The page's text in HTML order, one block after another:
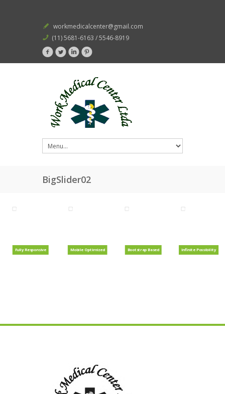
workmedicalcenter@gmail.com
(11) 5681-6163 / 5546-8919
BigSlider02
Fully Responsive Mobile Optimized Bootstrap Based Infinite Possibility